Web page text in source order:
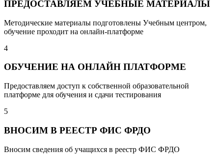
ПРЕДОСТАВЛЯЕМ УЧЕБНЫЕ МАТЕРИАЛЫ
Методические материалы подготовлены Учебным центром,
обучение проходит на онлайн-платформе
4
ОБУЧЕНИЕ НА ОНЛАЙН ПЛАТФОРМЕ
Предоставляем доступ к собственной образовательной
платформе для обучения и сдачи тестирования
5
ВНОСИМ В РЕЕСТР ФИС ФРДО
Вносим сведения об учащихся в реестр ФИС ФРДО